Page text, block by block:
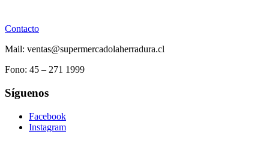
Contacto
Mail: ventas@supermercadolaherradura.cl
Fono: 45 – 271 1999
Síguenos
Facebook
Instagram